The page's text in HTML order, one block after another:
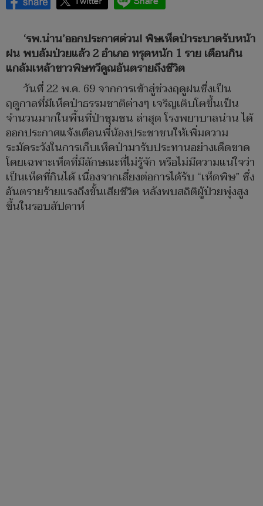
‘รพ.น่าน’ออกประกาศด่วน! พิษเห็ดป่าระบาดรับหน้า
ฝน พบล้มป่วยแล้ว 2 อำเภอ ทรุดหนัก 1 ราย เตือนกิน
แกล้มเหล้าขาวพิษทวีคูณอันตรายถึงชีวิต
วันที่ 22 พ.ค. 69 จากการเข้าสู่ช่วงฤดูฝนซึ่งเป็น
ฤดูกาลที่มีเห็ดป่าธรรมชาติต่างๆ เจริญเติบโตขึ้นเป็น
จำนวนมากในพื้นที่ป่าชุมชน ล่าสุด โรงพยาบาลน่าน ได้
ออกประกาศแจ้งเตือนพี่น้องประชาชนให้เพิ่มความ
ระมัดระวังในการเก็บเห็ดป่ามารับประทานอย่างเด็ดขาด
โดยเฉพาะเห็ดที่มีลักษณะที่ไม่รู้จัก หรือไม่มีความแน่ใจว่า
เป็นเห็ดที่กินได้ เนื่องจากเสี่ยงต่อการได้รับ “เห็ดพิษ” ซึ่ง
อันตรายร้ายแรงถึงขั้นเสียชีวิต หลังพบสถิติผู้ป่วยพุ่งสูง
ขึ้นในรอบสัปดาห์